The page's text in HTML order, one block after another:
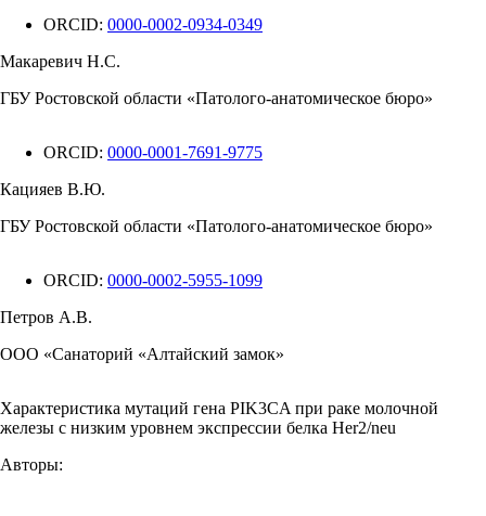
ORCID: 0000-0002-0934-0349
Макаревич Н.С.
ГБУ Ростовской области «Патолого-анатомическое бюро»
ORCID: 0000-0001-7691-9775
Кацияев В.Ю.
ГБУ Ростовской области «Патолого-анатомическое бюро»
ORCID: 0000-0002-5955-1099
Петров А.В.
ООО «Санаторий «Алтайский замок»
Характеристика мутаций гена PIK3CA при раке молочной
железы с низким уровнем экспрессии белка Her2/neu
Авторы: